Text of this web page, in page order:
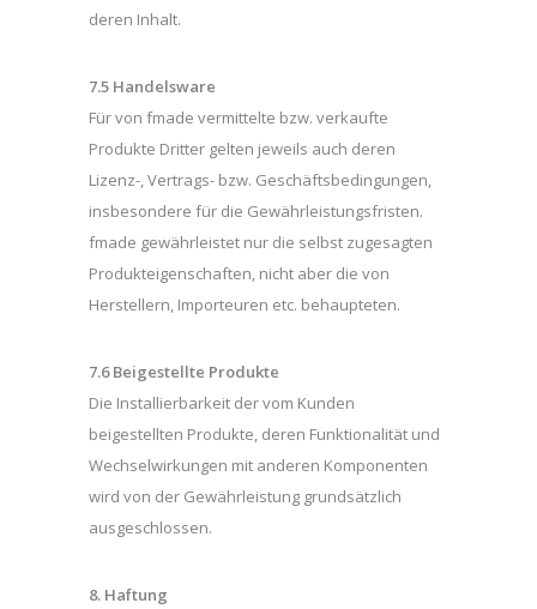
deren Inhalt.
7.5 Handelsware
Für von fmade vermittelte bzw. verkaufte
Produkte Dritter gelten jeweils auch deren
Lizenz-, Vertrags- bzw. Geschäftsbedingungen,
insbesondere für die Gewährleistungsfristen.
fmade gewährleistet nur die selbst zugesagten
Produkteigenschaften, nicht aber die von
Herstellern, Importeuren etc. behaupteten.
7.6 Beigestellte Produkte
Die Installierbarkeit der vom Kunden
beigestellten Produkte, deren Funktionalität und
Wechselwirkungen mit anderen Komponenten
wird von der Gewährleistung grundsätzlich
ausgeschlossen.
8. Haftung